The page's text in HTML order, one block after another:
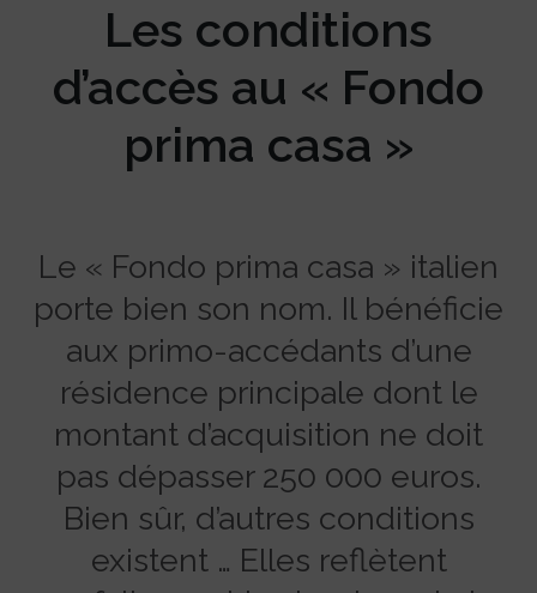
Les conditions
d’accès au « Fondo
prima casa »
Le « Fondo prima casa » italien
porte bien son nom. Il bénéficie
aux primo-accédants d’une
résidence principale dont le
montant d’acquisition ne doit
pas dépasser 250 000 euros.
Bien sûr, d’autres conditions
existent … Elles reflètent